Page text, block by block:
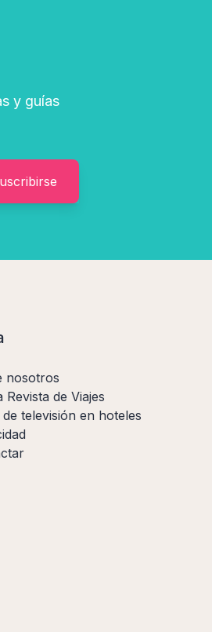
y guías
nosotros
Revista de Viajes
de televisión en hoteles